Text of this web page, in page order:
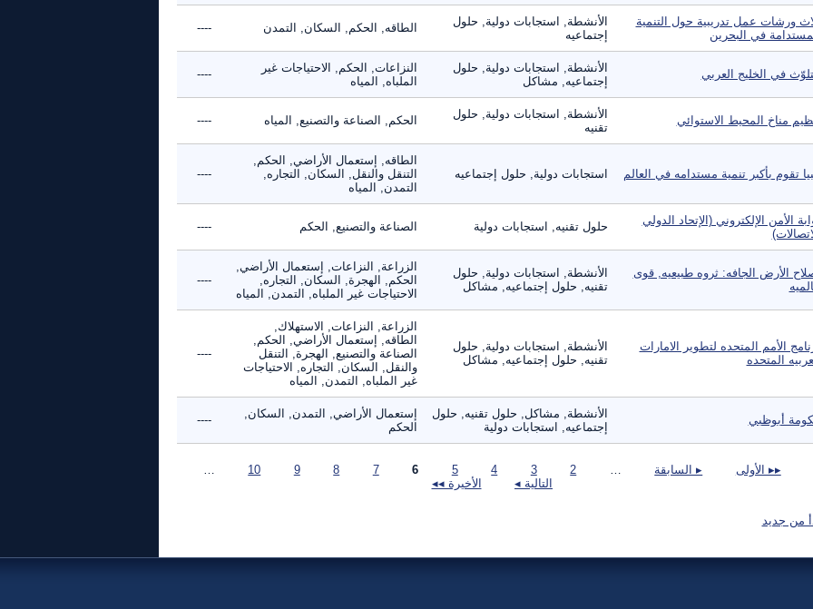
ورشات عمل تدريبية حول التنمية
في البحرين
الأنشطة, استجابات دولية, حلول
إجتماعيه
الطاقه, الحكم, السكان, التمدن ----
في الخليج العربي
الأنشطة, استجابات دولية, حلول
إجتماعيه, مشاكل
النزاعات, الحكم, الاحتياجات غير
الملباه, المياه
----
مناخ المحيط الاستوائي
الأنشطة, استجابات دولية, حلول
تقنيه
الحكم, الصناعة والتصنيع, المياه ----
تقوم بأكبر تنمية مستدامه في العالم استجابات دولية, حلول إجتماعيه
الطاقه, إستعمال الأراضي, الحكم,
التنقل والنقل, السكان, التجاره,
التمدن, المياه
----
الأمن الإلكتروني (الإتحاد الدولي
حلول تقنيه, استجابات دولية الصناعة والتصنيع, الحكم ----
الأرض الجافه: ثروه طبيعيه, قوى
الأنشطة, استجابات دولية, حلول
تقنيه, حلول إجتماعيه, مشاكل
الزراعة, النزاعات, إستعمال الأراضي,
الحكم, الهجرة, السكان, التجاره,
الاحتياجات غير الملباه, التمدن, المياه
----
الأمم المتحده لتطوير الامارات
المتحده
الأنشطة, استجابات دولية, حلول
تقنيه, حلول إجتماعيه, مشاكل
الزراعة, النزاعات, الاستهلاك,
الطاقه, إستعمال الأراضي, الحكم,
الصناعة والتصنيع, الهجرة, التنقل
والنقل, السكان, التجاره, الاحتياجات
غير الملباه, التمدن, المياه
----
أبوظبي
الأنشطة, مشاكل, حلول تقنيه, حلول
إجتماعيه, استجابات دولية
إستعمال الأراضي, التمدن, السكان,
الحكم
----
▸▸ الأولى ▸ السابقة 2
3
4
5
6
7
8
9
10
التالية ◂
الأخيرة ◂◂
من جديد